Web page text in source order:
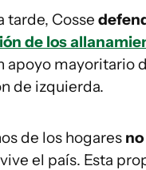
tarde, Cosse
de los
apoyo mayoritario
de izquierda.
de los hogares
el país. Esta